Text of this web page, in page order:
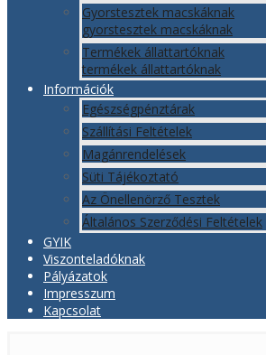
Gyorstesztek macskáknak
gyorstesztek macskáknak
Termékek állattartóknak
termékek állattartóknak
Információk
Egészségpénztárak
Szállítási Feltételek
Magánrendelések
Süti Tájékoztató
Az Önellenörző Tesztek
Általános Szerződési Feltételek
GYIK
Viszonteladóknak
Pályázatok
Impresszum
Kapcsolat